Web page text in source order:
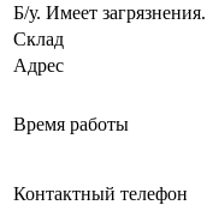
Б/у. Имеет загрязнения.
Склад
Адрес
Время работы
Контактный телефон